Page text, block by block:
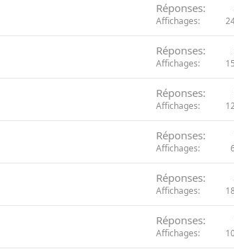
Réponses
Affichages
Réponses
Affichages
Réponses
Affichages
Réponses
Affichages
Réponses
Affichages
Réponses
Affichages